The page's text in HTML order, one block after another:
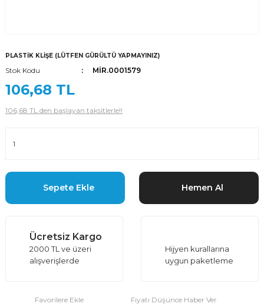
PLASTİK KLİŞE (LÜTFEN GÜRÜLTÜ YAPMAYINIZ)
Stok Kodu MİR.0001579
106,68 TL
106,68 TL den başlayan taksitlerle!!
Sepete Ekle Hemen Al
Ücretsiz Kargo
2000 TL ve üzeri
alışverişlerde
Hijyen kurallarına
uygun paketleme
Fiyatı Düşünce Haber Ver